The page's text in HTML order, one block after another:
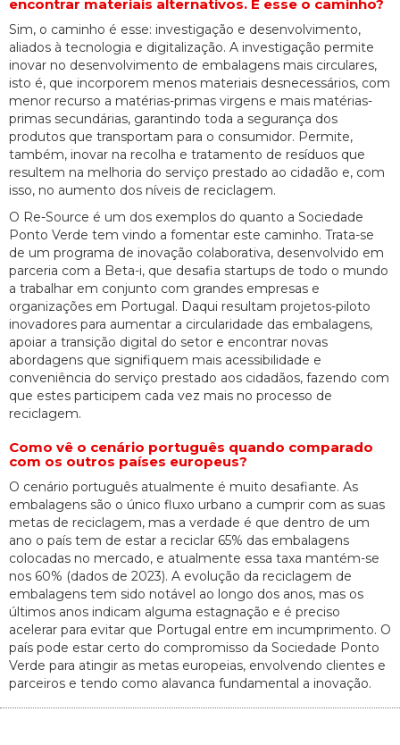
encontrar materiais alternativos. É esse o caminho?
Sim, o caminho é esse: investigação e desenvolvimento,
aliados à tecnologia e digitalização. A investigação permite
inovar no desenvolvimento de embalagens mais circulares,
isto é, que incorporem menos materiais desnecessários, com
menor recurso a matérias-primas virgens e mais matérias-
primas secundárias, garantindo toda a segurança dos
produtos que transportam para o consumidor. Permite,
também, inovar na recolha e tratamento de resíduos que
resultem na melhoria do serviço prestado ao cidadão e, com
isso, no aumento dos níveis de reciclagem.
O Re-Source é um dos exemplos do quanto a Sociedade
Ponto Verde tem vindo a fomentar este caminho. Trata-se
de um programa de inovação colaborativa, desenvolvido em
parceria com a Beta-i, que desafia startups de todo o mundo
a trabalhar em conjunto com grandes empresas e
organizações em Portugal. Daqui resultam projetos-piloto
inovadores para aumentar a circularidade das embalagens,
apoiar a transição digital do setor e encontrar novas
abordagens que signifiquem mais acessibilidade e
conveniência do serviço prestado aos cidadãos, fazendo com
que estes participem cada vez mais no processo de
reciclagem.
Como vê o cenário português quando comparado
com os outros países europeus?
O cenário português atualmente é muito desafiante. As
embalagens são o único fluxo urbano a cumprir com as suas
metas de reciclagem, mas a verdade é que dentro de um
ano o país tem de estar a reciclar 65% das embalagens
colocadas no mercado, e atualmente essa taxa mantém-se
nos 60% (dados de 2023). A evolução da reciclagem de
embalagens tem sido notável ao longo dos anos, mas os
últimos anos indicam alguma estagnação e é preciso
acelerar para evitar que Portugal entre em incumprimento. O
país pode estar certo do compromisso da Sociedade Ponto
Verde para atingir as metas europeias, envolvendo clientes e
parceiros e tendo como alavanca fundamental a inovação.